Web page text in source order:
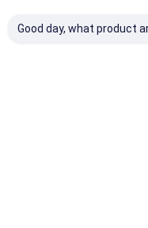
Good day, what product